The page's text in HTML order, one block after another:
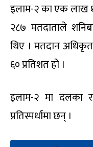
इलाम-२ का एक लाख
२८७ मतदाताले
थिए । मतदान अधिकृत
६० प्रतिशत हो ।
इलाम-२ मा दलका
प्रतिस्पर्धामा छन् ।